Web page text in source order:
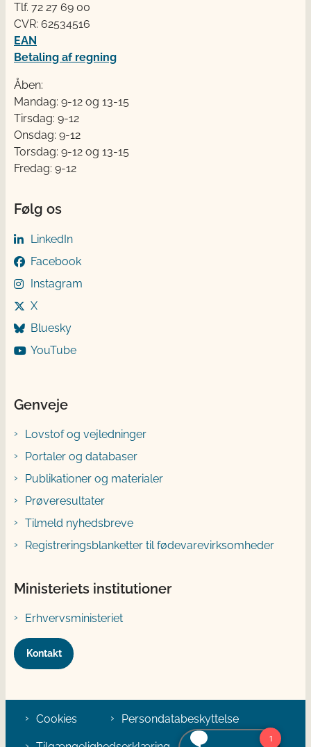
Tlf. 72 2​​​7 69 00
CVR: 62534516
EAN
Betaling af regning
Åben:
Mandag: 9-12 og 13-15
Tirsdag: 9-12
Onsdag: 9-12
Torsdag: 9-12 og 13-15
Fredag: 9-12
Følg os
LinkedIn
Facebook
Instagram
X
Bluesky
YouTube
Genveje
Lovstof og vejledninger
Portaler og databaser
Publikationer og materialer
Prøveresultater
Tilmeld nyhedsbreve
Registreringsblanketter til fødevarevirksomheder
Ministeriets institutioner
Erhvervsministeriet
Kontakt
Cookies Persondatabeskyttelse